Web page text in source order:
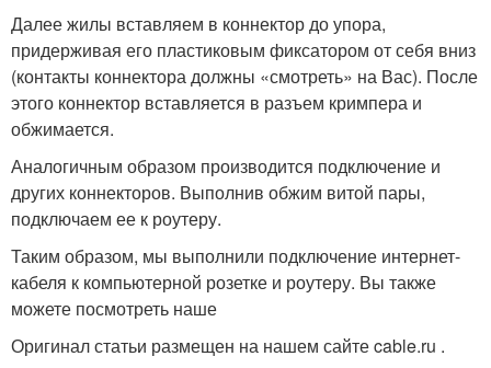
Далее жилы вставляем в коннектор до упора,
придерживая его пластиковым фиксатором от себя вниз
(контакты коннектора должны «смотреть» на Вас). После
этого коннектор вставляется в разъем кримпера и
обжимается.
Аналогичным образом производится подключение и
других коннекторов. Выполнив обжим витой пары,
подключаем ее к роутеру.
Таким образом, мы выполнили подключение интернет-
кабеля к компьютерной розетке и роутеру. Вы также
можете посмотреть наше
Оригинал статьи размещен на нашем сайте cable.ru .